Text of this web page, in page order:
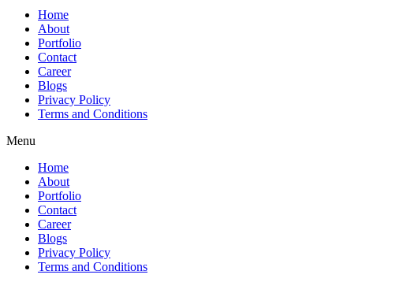
Home
About
Portfolio
Contact
Career
Blogs
Privacy Policy
Terms and Conditions
Menu
Home
About
Portfolio
Contact
Career
Blogs
Privacy Policy
Terms and Conditions